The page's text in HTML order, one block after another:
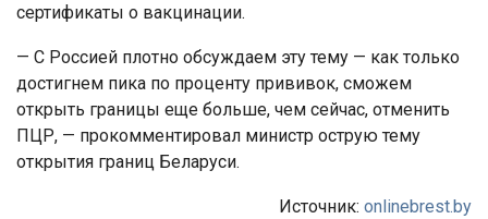
сертификаты о вакцинации.
— С Россией плотно обсуждаем эту тему — как только
достигнем пика по проценту прививок, сможем
открыть границы еще больше, чем сейчас, отменить
ПЦР, — прокомментировал министр острую тему
открытия границ Беларуси.
Источник: onlinebrest.by